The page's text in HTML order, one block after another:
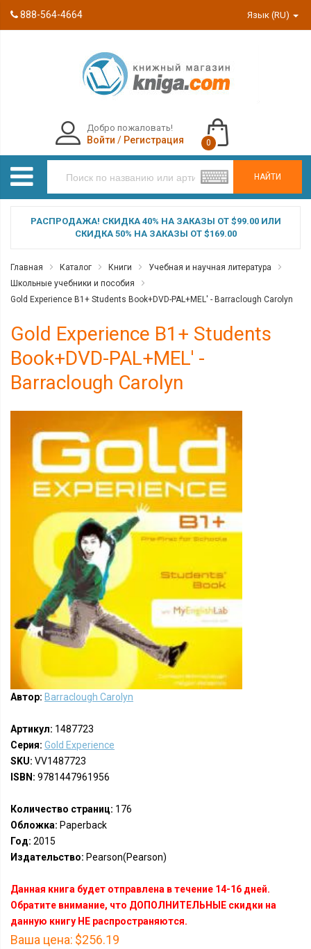
888-564-4664 Язык (RU)
НАЙТИ
Добро пожаловать!
Войти / Регистрация 0
РАСПРОДАЖА! СКИДКА 40% НА ЗАКАЗЫ ОТ $99.00 ИЛИ
СКИДКА 50% НА ЗАКАЗЫ ОТ $169.00
Главная Каталог Книги
Учебная и научная литература
Школьные учебники и пособия
Gold Experience B1+ Students Book+DVD-PAL+MEL' - Barraclough Carolyn
Gold Experience B1+ Students
Book+DVD-PAL+MEL' -
Barraclough Carolyn
Автор: Barraclough Carolyn
Артикул: 1487723
Серия: Gold Experience
SKU: VV1487723
ISBN: 9781447961956
Количество страниц: 176
Обложка: Paperback
Год: 2015
Издательство: Pearson(Pearson)
Данная книга будет отправлена в течение 14-16 дней.
Обратите внимание, что ДОПОЛНИТЕЛЬНЫЕ скидки на
данную книгу НЕ распространяются.
Ваша цена: $256.19